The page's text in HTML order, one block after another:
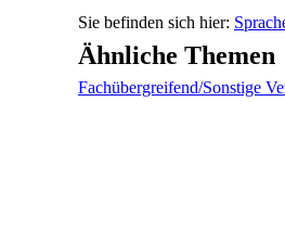
Ähnliche Themen
Fachübergreifend/Sonstige